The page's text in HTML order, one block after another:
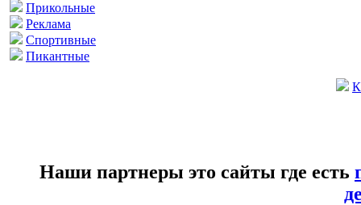
Прикольные
Реклама
Спортивные
Пикантные
Наши партнеры это сайты где есть